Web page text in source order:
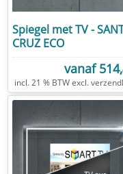
Spiegel met TV -
CRUZ ECO
vanaf
excl.